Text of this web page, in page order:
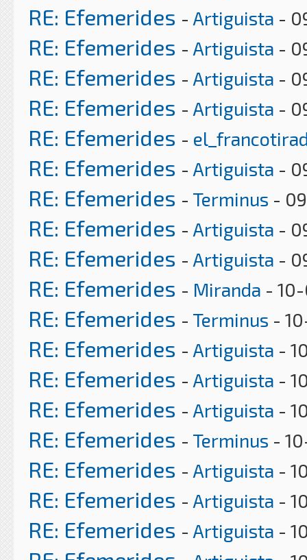
RE: Efemerides - Artiguista -
RE: Efemerides - Artiguista -
RE: Efemerides - Artiguista -
RE: Efemerides - Artiguista -
RE: Efemerides -
RE: Efemerides - Artiguista -
RE: Efemerides - Terminus -
RE: Efemerides - Artiguista -
RE: Efemerides - Artiguista -
RE: Efemerides - Miranda -
RE: Efemerides - Terminus -
RE: Efemerides - Artiguista -
RE: Efemerides - Artiguista -
RE: Efemerides - Artiguista -
RE: Efemerides - Terminus -
RE: Efemerides - Artiguista -
RE: Efemerides - Artiguista -
RE: Efemerides - Artiguista -